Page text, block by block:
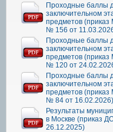
Проходные баллы
заключительном
предметов
№ 156 от
Проходные баллы
заключительном
предметов
№ 120 от
Проходные баллы
заключительном
предметов
№ 84 от 16.02.2026)
Результаты
в Москве (приказ
26.12.2025)